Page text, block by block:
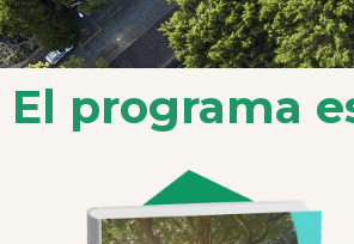
El programa